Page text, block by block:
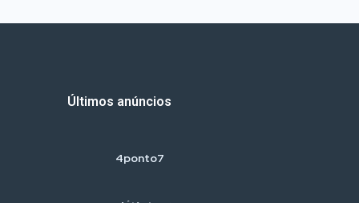
Últimos anúncios
4ponto7